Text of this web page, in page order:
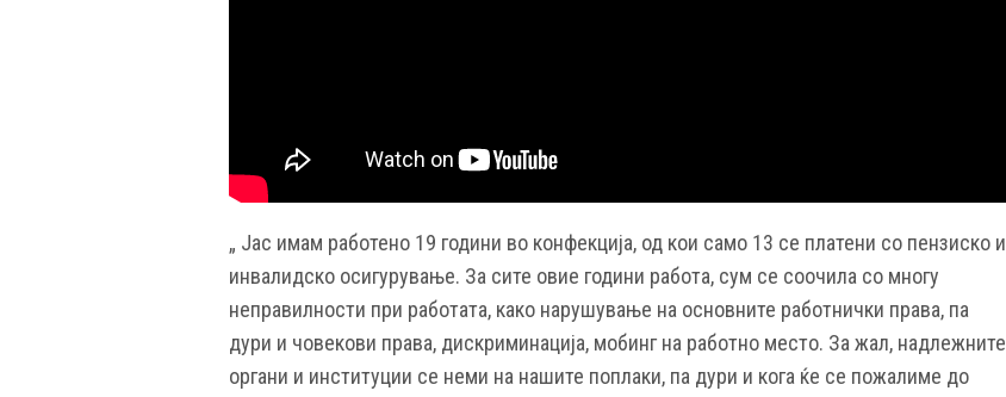
„ Јас имам работено 19 години во конфекција, од кои само 13 се платени со пензиско и
инвалидско осигурување. За сите овие години работа, сум се соочила со многу
неправилности при работата, како нарушување на основните работнички права, па
дури и човекови права, дискриминација, мобинг на работно место. За жал, надлежните
органи и институции се неми на нашите поплаки, па дури и кога ќе се пожалиме до